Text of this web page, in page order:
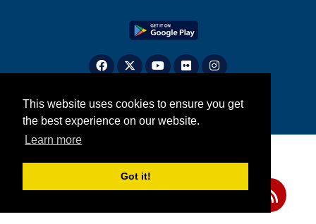
This website uses cookies to ensure you get
the best experience on our website.
Learn more
Got it!
Teilen Sie uns Ihre Meinung